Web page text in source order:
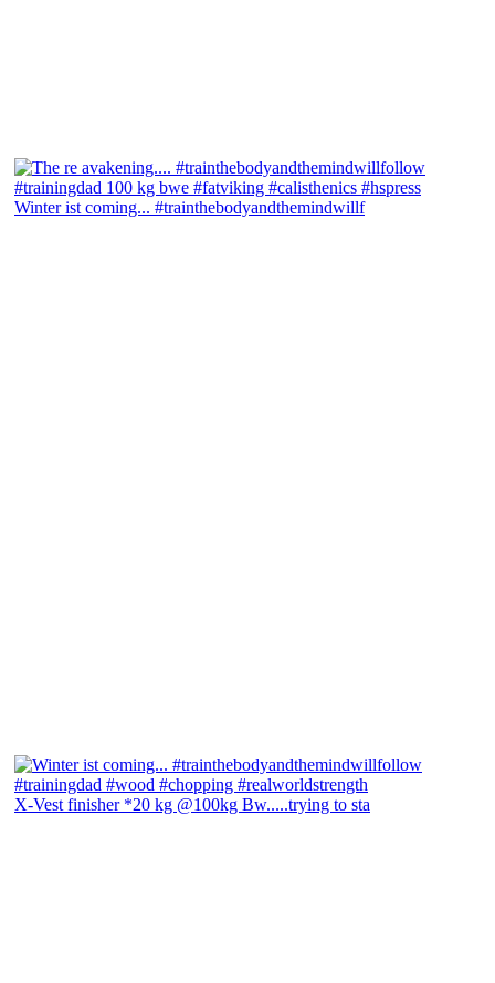
Winter ist coming... #trainthebodyandthemindwillf
X-Vest finisher *20 kg @100kg Bw.....trying to sta